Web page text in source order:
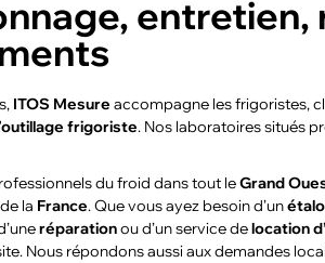
entretien,
ITOS Mesure accompagne les frigoristes,
frigoriste. Nos laboratoires situés
du froid dans tout leGrand
la France. Que vous ayez besoin d’un
réparationou d’un service delocation
Nous répondons aussi aux demandes